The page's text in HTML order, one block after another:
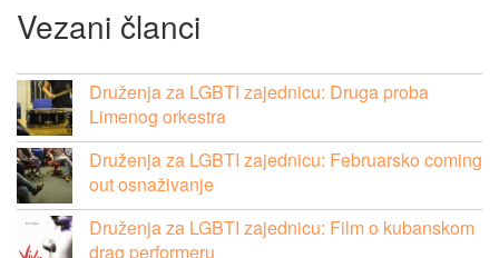
Vezani članci
Druženja za LGBTI zajednicu: Druga proba
Limenog orkestra
Druženja za LGBTI zajednicu: Februarsko coming
out osnaživanje
Druženja za LGBTI zajednicu: Film o kubanskom
drag performeru